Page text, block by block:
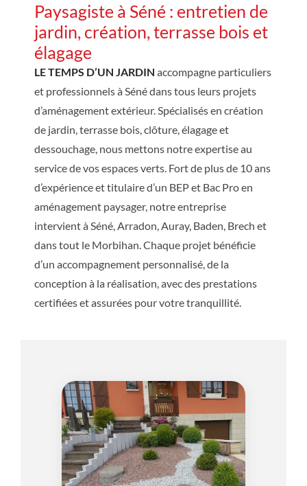
Paysagiste à Séné : entretien de
jardin, création, terrasse bois et
élagage
LE TEMPS D’UN JARDIN accompagne particuliers
et professionnels à Séné dans tous leurs projets
d’aménagement extérieur. Spécialisés en création
de jardin, terrasse bois, clôture, élagage et
dessouchage, nous mettons notre expertise au
service de vos espaces verts. Fort de plus de 10 ans
d’expérience et titulaire d’un BEP et Bac Pro en
aménagement paysager, notre entreprise
intervient à Séné, Arradon, Auray, Baden, Brech et
dans tout le Morbihan. Chaque projet bénéficie
d’un accompagnement personnalisé, de la
conception à la réalisation, avec des prestations
certifiées et assurées pour votre tranquillité.